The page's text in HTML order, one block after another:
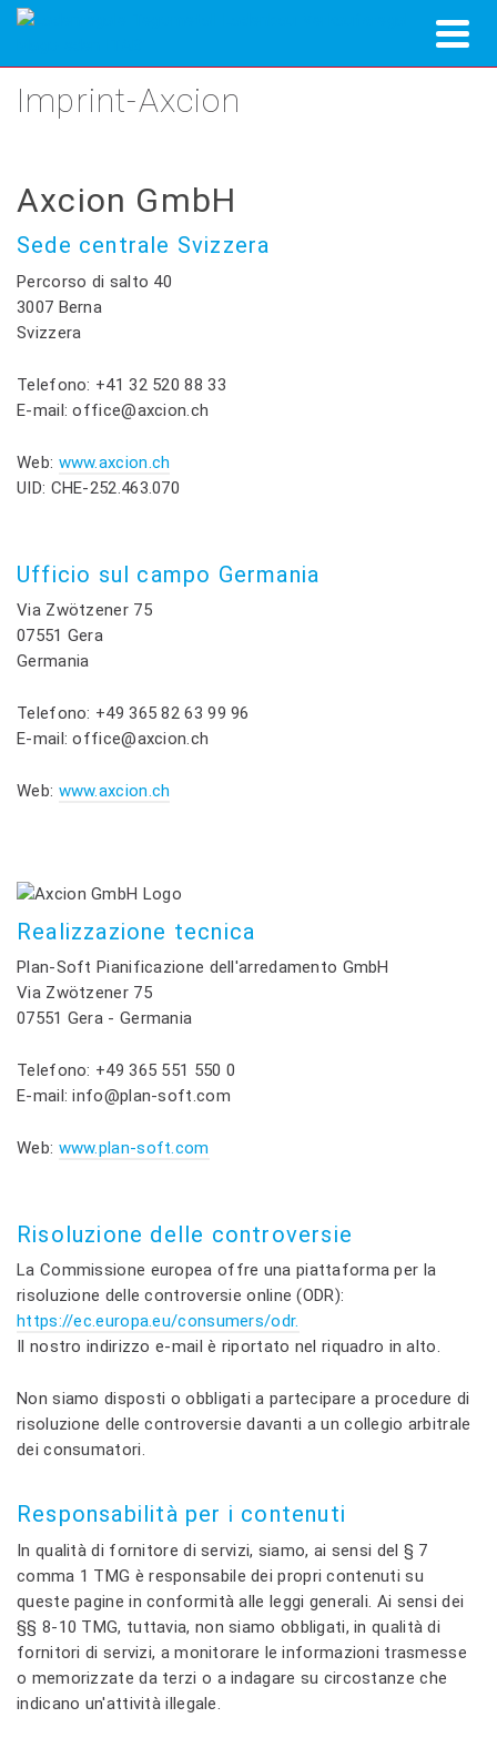
Imprint-Axcion
Axcion GmbH
Sede centrale Svizzera
Percorso di salto 40
3007 Berna
Svizzera
Telefono: +41 32 520 88 33
E-mail: office@axcion.ch
Web: www.axcion.ch
UID: CHE-252.463.070
Ufficio sul campo Germania
Via Zwötzener 75
07551 Gera
Germania
Telefono: +49 365 82 63 99 96
E-mail: office@axcion.ch
Web: www.axcion.ch
Realizzazione tecnica
Plan-Soft Pianificazione dell'arredamento GmbH
Via Zwötzener 75
07551 Gera - Germania
Telefono: +49 365 551 550 0
E-mail: info@plan-soft.com
Web: www.plan-soft.com
Risoluzione delle controversie
La Commissione europea offre una piattaforma per la
risoluzione delle controversie online (ODR):
https://ec.europa.eu/consumers/odr.
Il nostro indirizzo e-mail è riportato nel riquadro in alto.
Non siamo disposti o obbligati a partecipare a procedure di
risoluzione delle controversie davanti a un collegio arbitrale
dei consumatori.
Responsabilità per i contenuti
In qualità di fornitore di servizi, siamo, ai sensi del § 7
comma 1 TMG è responsabile dei propri contenuti su
queste pagine in conformità alle leggi generali. Ai sensi dei
§§ 8-10 TMG, tuttavia, non siamo obbligati, in qualità di
fornitori di servizi, a monitorare le informazioni trasmesse
o memorizzate da terzi o a indagare su circostanze che
indicano un'attività illegale.